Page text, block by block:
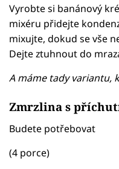
Vyrobte si banánový
mixéru přidejte
mixujte, dokud se vše
Dejte ztuhnout do
A máme tady variantu,
Zmrzlina s
Budete potřebovat
(4 porce)